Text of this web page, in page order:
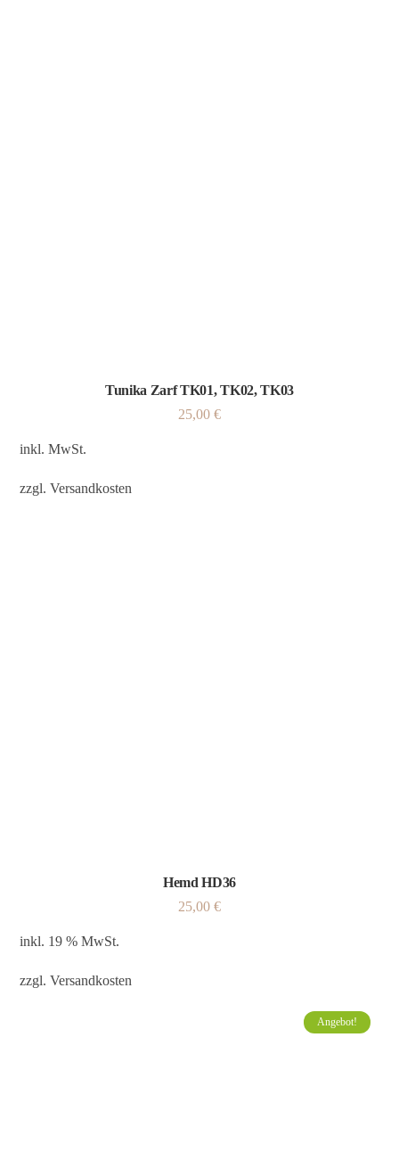
Tunika Zarf TK01, TK02, TK03
25,00 €
inkl. MwSt.
zzgl.Versandkosten
Hemd HD36
25,00 €
inkl. 19 % MwSt.
zzgl.Versandkosten
Angebot!